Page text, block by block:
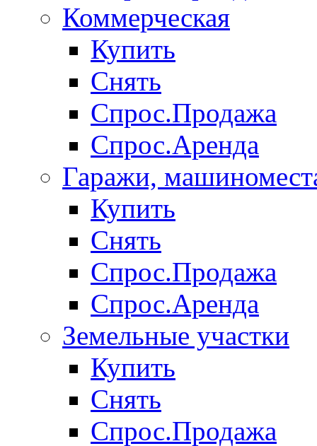
Коммерческая
Купить
Снять
Спрос.Продажа
Спрос.Аренда
Гаражи,
Купить
Снять
Спрос.Продажа
Спрос.Аренда
Земельные участки
Купить
Снять
Спрос.Продажа